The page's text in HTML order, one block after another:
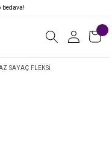
bedava!
SAYAÇ FLEKSİ